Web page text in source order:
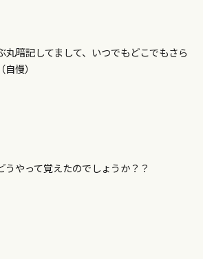
丸暗記してまして、いつでもどこでもさら
慢）
うやって覚えたのでしょうか？？